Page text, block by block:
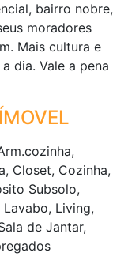
bairro nobre,
moradores
Mais cultura e
dia. Vale a pena
Closet, Cozinha,
Subsolo,
Lavabo, Living,
de Jantar,